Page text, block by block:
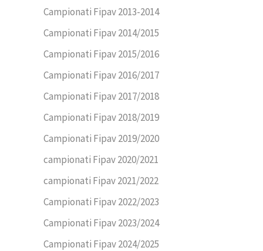
Campionati Fipav 2013-2014
Campionati Fipav 2014/2015
Campionati Fipav 2015/2016
Campionati Fipav 2016/2017
Campionati Fipav 2017/2018
Campionati Fipav 2018/2019
Campionati Fipav 2019/2020
campionati Fipav 2020/2021
campionati Fipav 2021/2022
Campionati Fipav 2022/2023
Campionati Fipav 2023/2024
Campionati Fipav 2024/2025